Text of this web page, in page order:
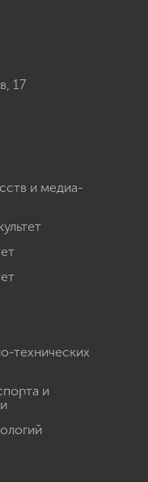
17
и медиа-
технических
и